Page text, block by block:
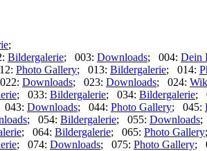
;
Bildergalerie; 003: Downloads; 004: Dein
Photo Gallery; 013: Bildergalerie; 014:
Downloads; 023: Downloads; 024:
; 033: Bildergalerie; 034: Bildergalerie;
Downloads; 044: Photo Gallery; 045:
; 054: Bildergalerie; 055: Downloads;
; 064: Bildergalerie; 065: Photo Gallery
; 074: Downloads; 075: Photo Gallery;